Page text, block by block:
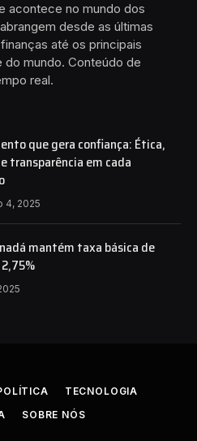
acontece no mundo dos
desde as últimas
até os principais
mundo. Conteúdo de
real.
que gera confiança: Ética,
transparência em cada
4, 2025
mantém taxa básica de
TECNOLOGIA
SOBRE NÓS